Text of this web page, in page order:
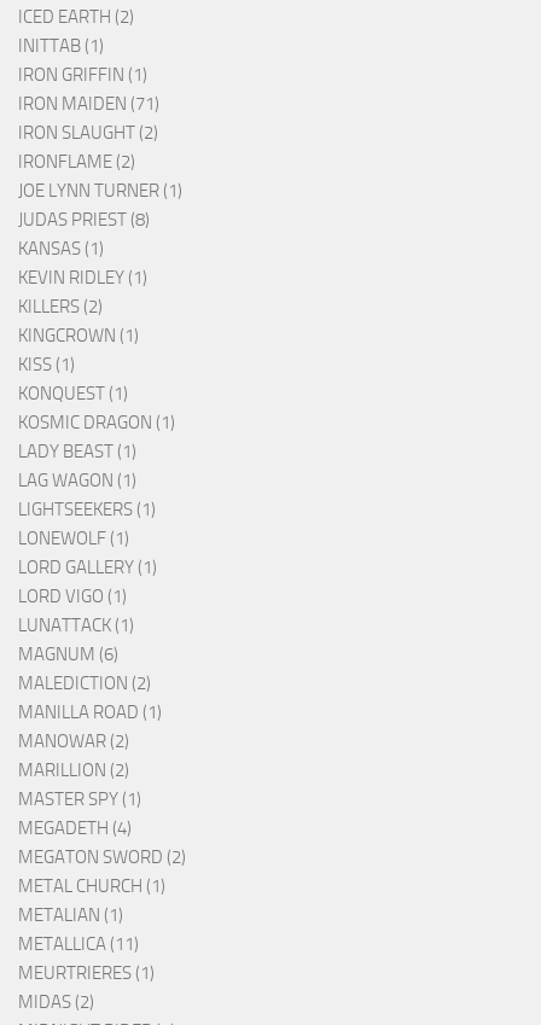
ICED EARTH (2)
INITTAB (1)
IRON GRIFFIN (1)
IRON MAIDEN (71)
IRON SLAUGHT (2)
IRONFLAME (2)
JOE LYNN TURNER (1)
JUDAS PRIEST (8)
KANSAS (1)
KEVIN RIDLEY (1)
KILLERS (2)
KINGCROWN (1)
KISS (1)
KONQUEST (1)
KOSMIC DRAGON (1)
LADY BEAST (1)
LAG WAGON (1)
LIGHTSEEKERS (1)
LONEWOLF (1)
LORD GALLERY (1)
LORD VIGO (1)
LUNATTACK (1)
MAGNUM (6)
MALEDICTION (2)
MANILLA ROAD (1)
MANOWAR (2)
MARILLION (2)
MASTER SPY (1)
MEGADETH (4)
MEGATON SWORD (2)
METAL CHURCH (1)
METALIAN (1)
METALLICA (11)
MEURTRIERES (1)
MIDAS (2)